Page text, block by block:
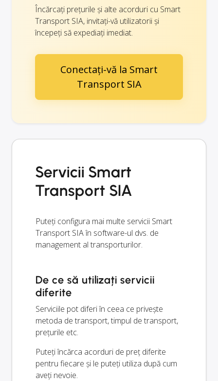
Încărcați prețurile și alte acorduri cu Smart
Transport SIA, invitați-vă utilizatorii și
începeți să expediați imediat.
Conectați-vă la Smart
Transport SIA
Servicii Smart
Transport SIA
Puteți configura mai multe servicii Smart
Transport SIA în software-ul dvs. de
management al transporturilor.
De ce să utilizați servicii
diferite
Serviciile pot diferi în ceea ce privește
metoda de transport, timpul de transport,
prețurile etc.
Puteți încărca acorduri de preț diferite
pentru fiecare și le puteți utiliza după cum
aveți nevoie.